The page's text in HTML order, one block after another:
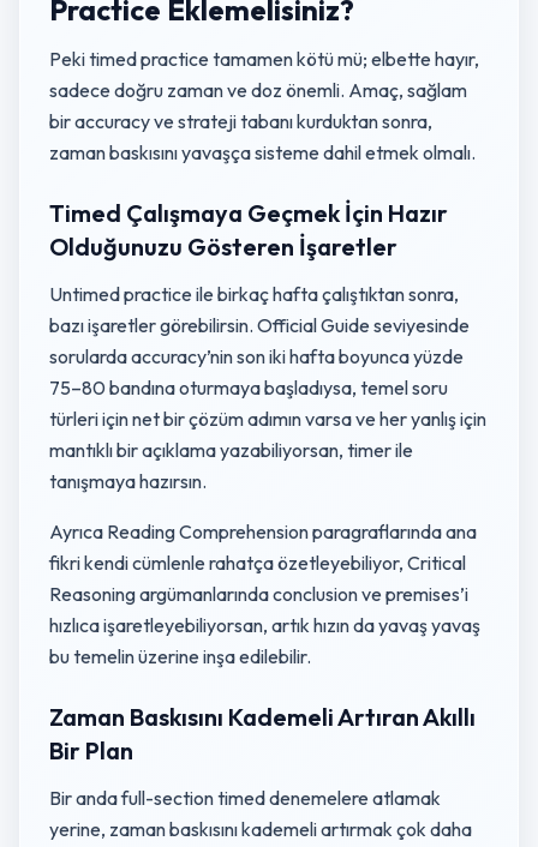
Practice Eklemelisiniz?
Peki timed practice tamamen kötü mü; elbette hayır,
sadece doğru zaman ve doz önemli. Amaç, sağlam
bir accuracy ve strateji tabanı kurduktan sonra,
zaman baskısını yavaşça sisteme dahil etmek olmalı.
Timed Çalışmaya Geçmek İçin Hazır
Olduğunuzu Gösteren İşaretler
Untimed practice ile birkaç hafta çalıştıktan sonra,
bazı işaretler görebilirsin. Official Guide seviyesinde
sorularda accuracy’nin son iki hafta boyunca yüzde
75–80 bandına oturmaya başladıysa, temel soru
türleri için net bir çözüm adımın varsa ve her yanlış için
mantıklı bir açıklama yazabiliyorsan, timer ile
tanışmaya hazırsın.
Ayrıca Reading Comprehension paragraflarında ana
fikri kendi cümlenle rahatça özetleyebiliyor, Critical
Reasoning argümanlarında conclusion ve premises’i
hızlıca işaretleyebiliyorsan, artık hızın da yavaş yavaş
bu temelin üzerine inşa edilebilir.
Zaman Baskısını Kademeli Artıran Akıllı
Bir Plan
Bir anda full-section timed denemelere atlamak
yerine, zaman baskısını kademeli artırmak çok daha